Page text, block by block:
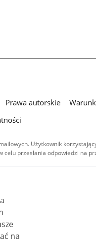
Prawa autorskie
Użytkownik
przesłania odpowiedzi na
audiowizualnych), są
- na tych samych
zdjęcia, materiały audio i wideo,
autorstwa użycie niekomercyjne -
stwierdzone inaczej.